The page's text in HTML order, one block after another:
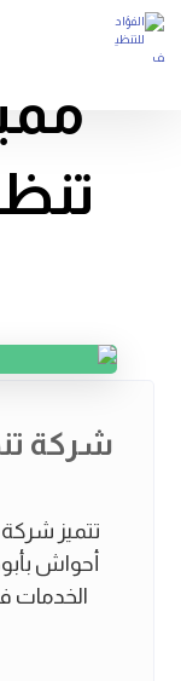
شركة
تتميز
أحواش
الخدمات